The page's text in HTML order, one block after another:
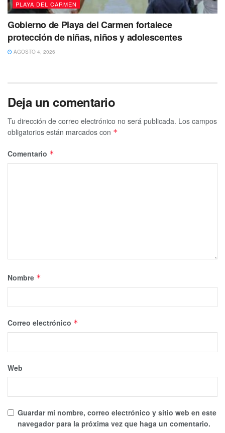
PLAYA DEL CARMEN
Gobierno de Playa del Carmen fortalece
protección de niñas, niños y adolescentes
AGOSTO 4, 2026
Deja un comentario
Tu dirección de correo electrónico no será publicada. Los campos
obligatorios están marcados con *
Comentario *
Nombre *
Correo electrónico *
Web
Guardar mi nombre, correo electrónico y sitio web en este
navegador para la próxima vez que haga un comentario.